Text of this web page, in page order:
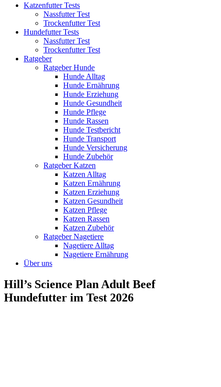
Katzenfutter Tests
Nassfutter Test
Trockenfutter Test
Hundefutter Tests
Nassfutter Test
Trockenfutter Test
Ratgeber
Ratgeber Hunde
Hunde Alltag
Hunde Ernährung
Hunde Erziehung
Hunde Gesundheit
Hunde Pflege
Hunde Rassen
Hunde Testbericht
Hunde Transport
Hunde Versicherung
Hunde Zubehör
Ratgeber Katzen
Katzen Alltag
Katzen Ernährung
Katzen Erziehung
Katzen Gesundheit
Katzen Pflege
Katzen Rassen
Katzen Zubehör
Ratgeber Nagetiere
Nagetiere Alltag
Nagetiere Ernährung
Über uns
Hill’s Science Plan Adult Beef
Hundefutter im Test 2026